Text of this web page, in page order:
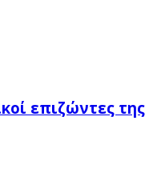
επιζώντες της